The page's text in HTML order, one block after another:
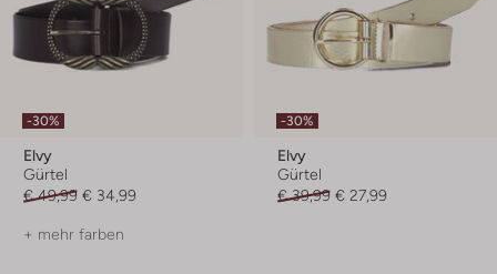
-30%
Elvy
Gürtel
€ 49,99 € 34,99
+ mehr farben
-30%
Elvy
Gürtel
€ 39,99 € 27,99